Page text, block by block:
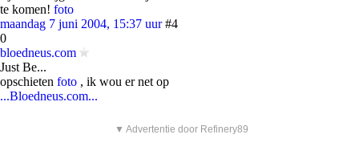
te komen! foto
maandag 7 juni 2004, 15:37 uur #4
0
bloedneus.com
Just Be...
opschieten foto , ik wou er net op
...Bloedneus.com...
▼ Advertentie door Refinery89